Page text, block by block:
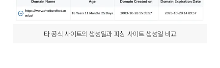
타 공식 사이트의 생성일과 피싱 사이트 생성일 비교